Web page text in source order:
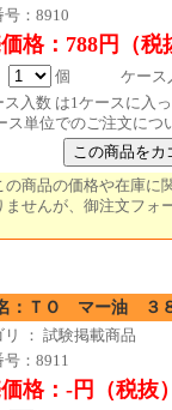
号：8910
格：788円（税
個 ケース入
入数 は1ケースに入
単位でのご注文につ
商品の価格や在庫に
せんが、御注文フォ
：ＴＯ マー油 ３
リ ： 試験掲載商品
号：8911
格：-円（税抜